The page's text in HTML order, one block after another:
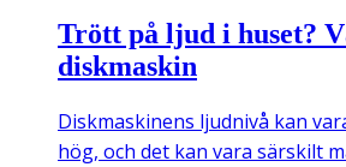
Trött på ljud i huset?
diskmaskin
Diskmaskinens ljudnivå kan
hög, och det kan vara särskilt